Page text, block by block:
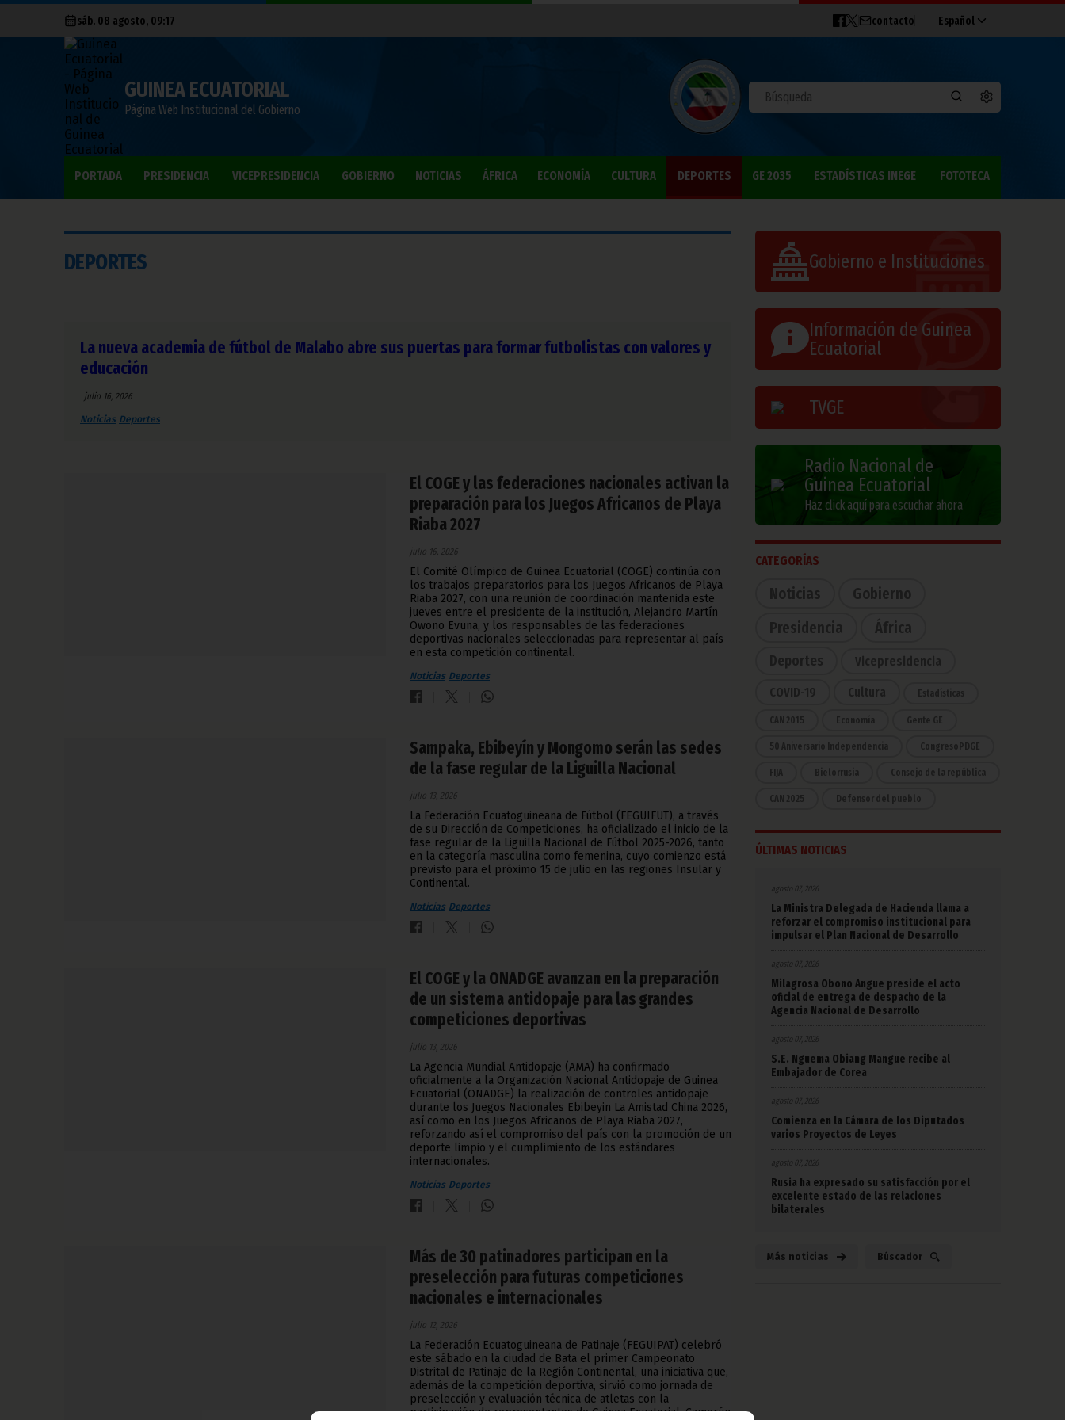
sáb. 08 agosto, 09:17 contacto Español
GUINEA ECUATORIAL
Página Web Institucional del Gobierno
PORTADA PRESIDENCIA VICEPRESIDENCIA GOBIERNO NOTICIAS ÁFRICA ECONOMÍA CULTURA DEPORTES GE 2035 ESTADÍSTICAS INEGE FOTOTECA
DEPORTES
La nueva academia de fútbol de Malabo abre sus puertas para formar futbolistas con valores y
educación
julio 16, 2026
Noticias Deportes
El COGE y las federaciones nacionales activan la
preparación para los Juegos Africanos de Playa
Riaba 2027
julio 16, 2026
El Comité Olímpico de Guinea Ecuatorial (COGE) continúa con
los trabajos preparatorios para los Juegos Africanos de Playa
Riaba 2027, con una reunión de coordinación mantenida este
jueves entre el presidente de la institución, Alejandro Martín
Owono Evuna, y los responsables de las federaciones
deportivas nacionales seleccionadas para representar al país
en esta competición continental.
Noticias Deportes
Sampaka, Ebibeyín y Mongomo serán las sedes
de la fase regular de la Liguilla Nacional
julio 13, 2026
La Federación Ecuatoguineana de Fútbol (FEGUIFUT), a través
de su Dirección de Competiciones, ha oficializado el inicio de la
fase regular de la Liguilla Nacional de Fútbol 2025-2026, tanto
en la categoría masculina como femenina, cuyo comienzo está
previsto para el próximo 15 de julio en las regiones Insular y
Continental.
Noticias Deportes
El COGE y la ONADGE avanzan en la preparación
de un sistema antidopaje para las grandes
competiciones deportivas
julio 13, 2026
La Agencia Mundial Antidopaje (AMA) ha confirmado
oficialmente a la Organización Nacional Antidopaje de Guinea
Ecuatorial (ONADGE) la realización de controles antidopaje
durante los Juegos Nacionales Ebibeyin La Amistad China 2026,
así como en los Juegos Africanos de Playa Riaba 2027,
reforzando así el compromiso del país con la promoción de un
deporte limpio y el cumplimiento de los estándares
internacionales.
Noticias Deportes
Más de 30 patinadores participan en la
preselección para futuras competiciones
nacionales e internacionales
julio 12, 2026
La Federación Ecuatoguineana de Patinaje (FEGUIPAT) celebró
este sábado en la ciudad de Bata el primer Campeonato
Distrital de Patinaje de la Región Continental, una iniciativa que,
además de la competición deportiva, sirvió como jornada de
preselección y evaluación técnica de atletas con la
participación de representantes de Guinea Ecuatorial, Camerún
Gobierno e Instituciones
Información de Guinea
Ecuatorial
TVGE
Radio Nacional de
Guinea Ecuatorial
Haz click aquí para escuchar ahora
CATEGORÍAS
Noticias
Gobierno
Presidencia
África
Deportes Vicepresidencia
COVID-19 Cultura Estadísticas
CAN 2015 Economía Gente GE
50 Aniversario Independencia CongresoPDGE
FIJA Bielorrusia Consejo de la república
CAN 2025 Defensor del pueblo
ÚLTIMAS NOTICIAS
agosto 07, 2026
La Ministra Delegada de Hacienda llama a
reforzar el compromiso institucional para
impulsar el Plan Nacional de Desarrollo
agosto 07, 2026
Milagrosa Obono Angue preside el acto
oficial de entrega de despacho de la
Agencia Nacional de Desarrollo
agosto 07, 2026
S.E. Nguema Obiang Mangue recibe al
Embajador de Corea
agosto 07, 2026
Comienza en la Cámara de los Diputados
varios Proyectos de Leyes
agosto 07, 2026
Rusia ha expresado su satisfacción por el
excelente estado de las relaciones
bilaterales
Más noticias Búscador